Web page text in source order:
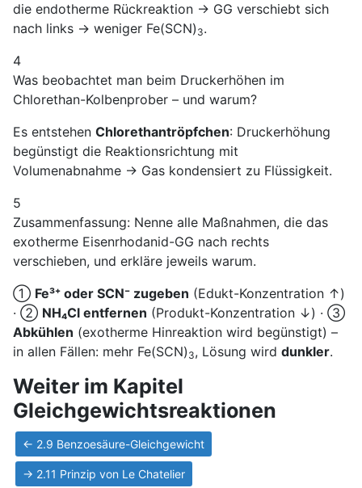
die endotherme Rückreaktion → GG verschiebt sich
nach links → weniger Fe(SCN) 3.
4
Was beobachtet man beim Druckerhöhen im
Chlorethan-Kolbenprober – und warum?
Es entstehen Chlorethantröpfchen: Druckerhöhung
begünstigt die Reaktionsrichtung mit
Volumenabnahme → Gas kondensiert zu Flüssigkeit.
5
Zusammenfassung: Nenne alle Maßnahmen, die das
exotherme Eisenrhodanid-GG nach rechts
verschieben, und erkläre jeweils warum.
① Fe³⁺ oder SCN⁻ zugeben (Edukt-Konzentration ↑)
· ② NH₄Cl entfernen (Produkt-Konzentration ↓) · ③
Abkühlen (exotherme Hinreaktion wird begünstigt) –
in allen Fällen: mehr Fe(SCN) 3, Lösung wird dunkler.
Weiter im Kapitel
Gleichgewichtsreaktionen
← 2.9 Benzoesäure-Gleichgewicht
→ 2.11 Prinzip von Le Chatelier